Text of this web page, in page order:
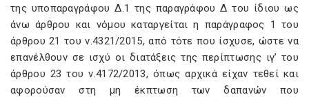
της υποπαραγράφου Δ.1 της παραγράφου Δ του ίδιου ως
άνω άρθρου και νόμου καταργείται η παράγραφος 1 του
άρθρου 21 του ν.4321/2015, από τότε που ίσχυσε, ώστε να
επανέλθουν σε ισχύ οι διατάξεις της περίπτωσης ιγ’ του
άρθρου 23 του ν.4172/2013, όπως αρχικά είχαν τεθεί και
αφορούσαν στη μη έκπτωση των δαπανών που